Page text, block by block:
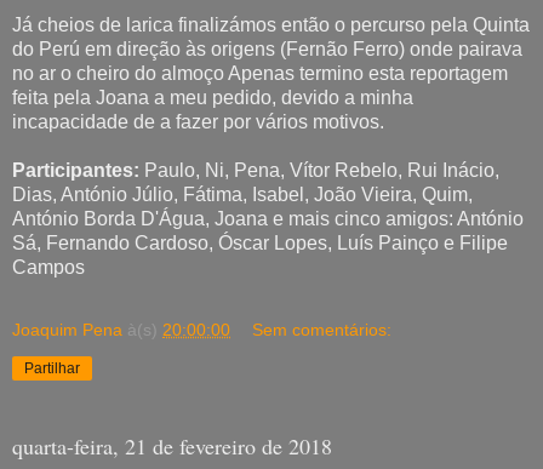
Já cheios de larica finalizámos então o percurso pela Quinta
do Perú em direção às origens (Fernão Ferro) onde pairava
no ar o cheiro do almoço Apenas termino esta reportagem
feita pela Joana a meu pedido, devido a minha
incapacidade de a fazer por vários motivos.
Participantes: Paulo, Ni, Pena, Vítor Rebelo, Rui Inácio,
Dias, António Júlio, Fátima, Isabel, João Vieira, Quim,
António Borda D'Água, Joana e mais cinco amigos: António
Sá, Fernando Cardoso, Óscar Lopes, Luís Painço e Filipe
Campos
Joaquim Pena à(s) 20:00:00 Sem comentários:
Partilhar
quarta-feira, 21 de fevereiro de 2018